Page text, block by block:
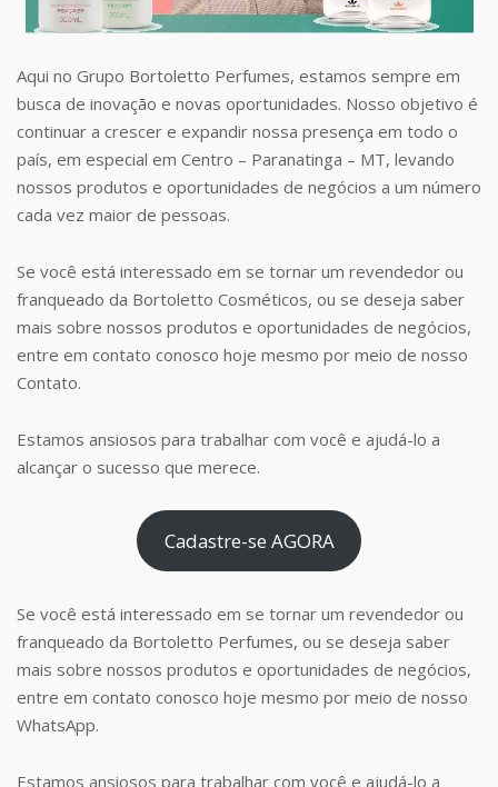
Aqui no Grupo Bortoletto Perfumes, estamos sempre em
busca de inovação e novas oportunidades. Nosso objetivo é
continuar a crescer e expandir nossa presença em todo o
país, em especial em Centro – Paranatinga – MT, levando
nossos produtos e oportunidades de negócios a um número
cada vez maior de pessoas.
Se você está interessado em se tornar um revendedor ou
franqueado da Bortoletto Cosméticos, ou se deseja saber
mais sobre nossos produtos e oportunidades de negócios,
entre em contato conosco hoje mesmo por meio de nosso
Contato.
Estamos ansiosos para trabalhar com você e ajudá-lo a
alcançar o sucesso que merece.
Cadastre-se AGORA
Se você está interessado em se tornar um revendedor ou
franqueado da Bortoletto Perfumes, ou se deseja saber
mais sobre nossos produtos e oportunidades de negócios,
entre em contato conosco hoje mesmo por meio de nosso
WhatsApp.
Estamos ansiosos para trabalhar com você e ajudá-lo a